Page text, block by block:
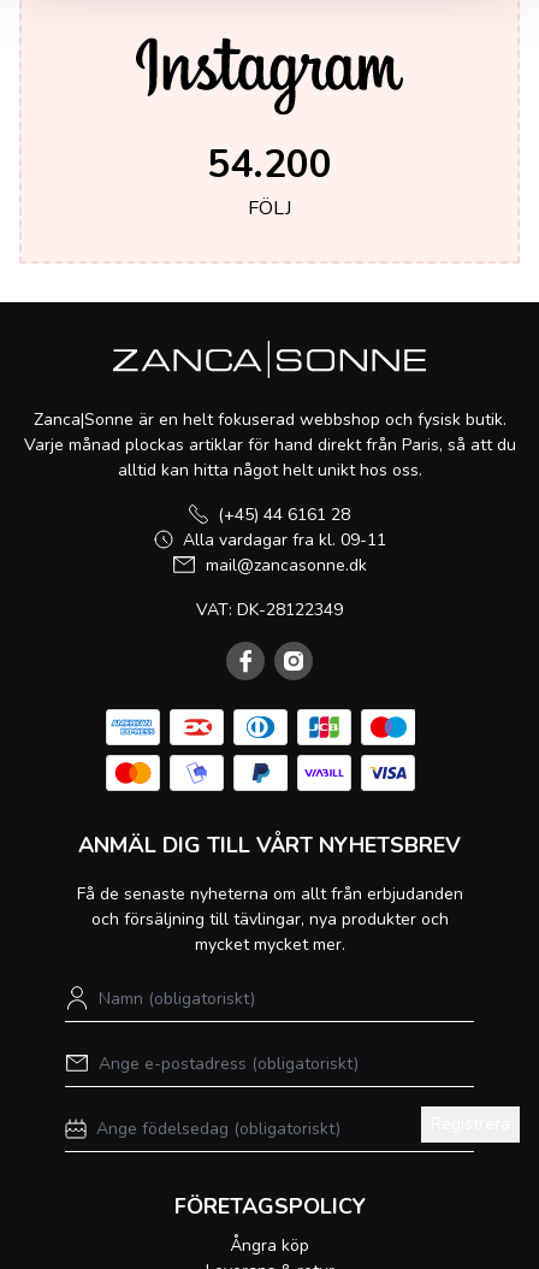
54.200
FÖLJ
Zanca|Sonne är en helt fokuserad webbshop och fysisk butik.
Varje månad plockas artiklar för hand direkt från Paris, så att du
alltid kan hitta något helt unikt hos oss.
(+45) 44 6161 28
Alla vardagar fra kl. 09-11
mail@zancasonne.dk
VAT: DK-28122349
ANMÄL DIG TILL VÅRT NYHETSBREV
Få de senaste nyheterna om allt från erbjudanden
och försäljning till tävlingar, nya produkter och
mycket mycket mer.
FÖRETAGSPOLICY
Ångra köp